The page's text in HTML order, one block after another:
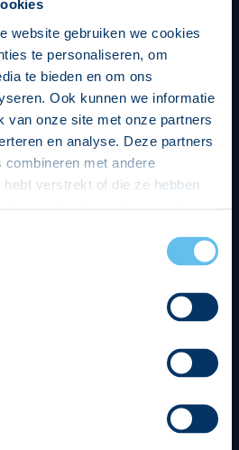
website gebruiken we cookies
te personaliseren, om
te bieden en om ons
Ook kunnen we informatie
van onze site met onze partners
en analyse. Deze partners
combineren met andere
verstrekt of die ze hebben
wijze. Je kunt je toestemming
en cookieverklaring pagina.